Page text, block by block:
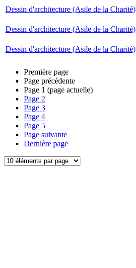
Dessin d'architecture (Asile de la Charité)
Dessin d'architecture (Asile de la Charité)
Dessin d'architecture (Asile de la Charité)
Première page
Page précédente
Page 1 (page actuelle)
Page 2
Page 3
Page 4
Page 5
Page suivante
Dernière page